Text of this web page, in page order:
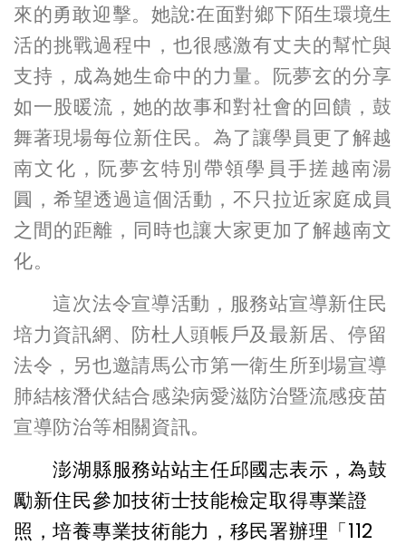
來的勇敢迎擊。她說:在面對鄉下陌生環境生
活的挑戰過程中，也很感激有丈夫的幫忙與
支持，成為她生命中的力量。阮夢玄的分享
如一股暖流，她的故事和對社會的回饋，鼓
舞著現場每位新住民。為了讓學員更了解越
南文化，阮夢玄特別帶領學員手搓越南湯
圓，希望透過這個活動，不只拉近家庭成員
之間的距離，同時也讓大家更加了解越南文
化。
這次法令宣導活動，服務站宣導新住民
培力資訊網、防杜人頭帳戶及最新居、停留
法令，另也邀請馬公市第一衛生所到場宣導
肺結核潛伏結合感染病愛滋防治暨流感疫苗
宣導防治等相關資訊。
澎湖縣服務站站主任邱國志表示，為鼓
勵新住民參加技術士技能檢定取得專業證
照，培養專業技術能力，移民署辦理「112